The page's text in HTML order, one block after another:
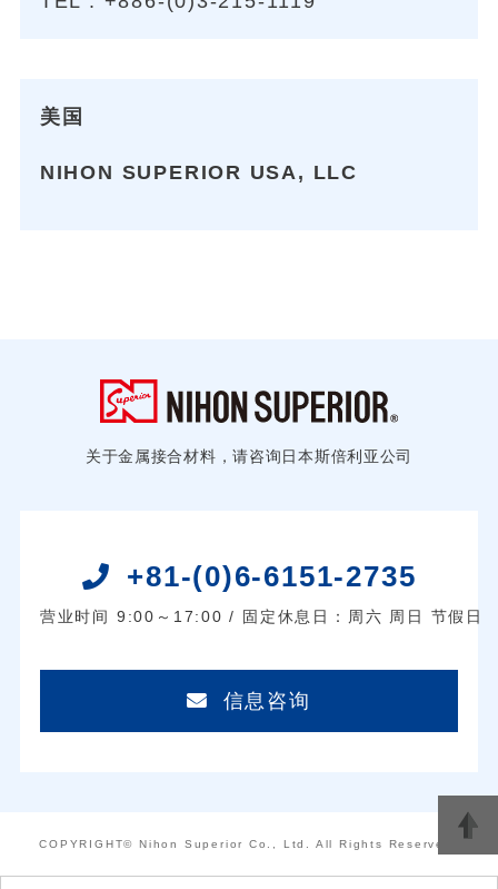
美国
NIHON SUPERIOR USA, LLC
关于金属接合材料，请咨询日本斯倍利亚公司
+81-(0)6-6151-2735
营业时间 9:00～17:00 / 固定休息日：周六 周日 节假日
信息咨询
COPYRIGHT© Nihon Superior Co., Ltd. All Rights Reserved.